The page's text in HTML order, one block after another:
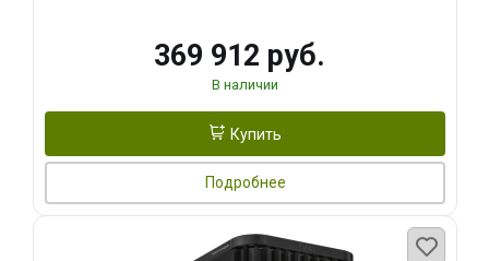
369 912 руб.
В наличии
Купить
Подробнее